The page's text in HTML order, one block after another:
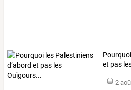
et pas
2